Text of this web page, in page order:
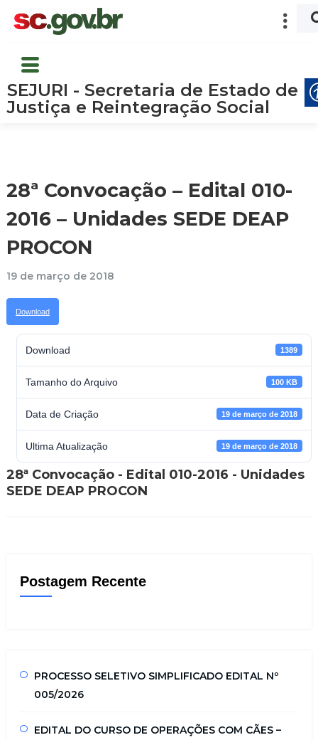
SEJURI - Secretaria de Estado de
Justiça e Reintegração Social
28ª Convocação – Edital 010-
2016 – Unidades SEDE DEAP
PROCON
19 de março de 2018
Download
Download 1389
Tamanho do Arquivo 100 KB
Data de Criação 19 de março de 2018
Ultima Atualização 19 de março de 2018
28ª Convocação - Edital 010-2016 - Unidades
SEDE DEAP PROCON
Postagem Recente
PROCESSO SELETIVO SIMPLIFICADO EDITAL Nº
005/2026
EDITAL DO CURSO DE OPERAÇÕES COM CÃES –